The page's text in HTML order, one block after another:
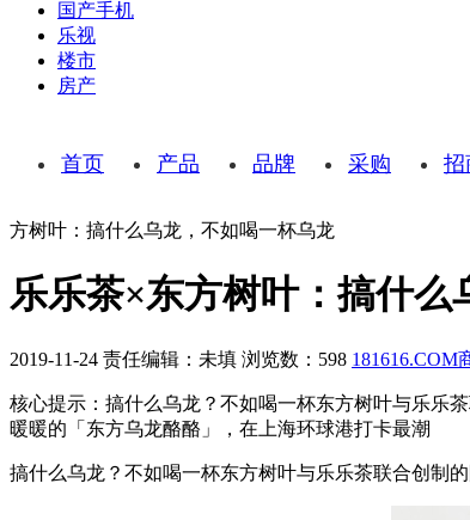
国产手机
乐视
楼市
房产
首页 产品 品牌 采购 招
方树叶：搞什么乌龙，不如喝一杯乌龙
乐乐茶×东方树叶：搞什么
2019-11-24 责任编辑：未填 浏览数：598 181616.COM
核心提示：搞什么乌龙？不如喝一杯东方树叶与乐乐
暖暖的「东方乌龙酪酪」，在上海环球港打卡最潮
搞什么乌龙？不如喝一杯东方树叶与乐乐茶联合创制